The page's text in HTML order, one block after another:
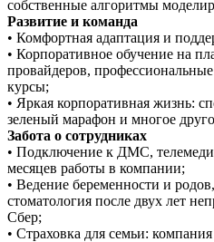
собственные алгоритмы
Развитие и команда
• Комфортная адаптация и
• Корпоративное обучение на
провайдеров,
курсы;
• Яркая корпоративная жизнь:
зеленый марафон и многое
Забота о сотрудниках
• Подключение к ДМС,
месяцев работы в компании;
• Ведение беременности и
стоматология после двух лет
Сбер;
• Страховка для семьи: